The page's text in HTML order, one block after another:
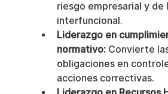
riesgo empresarial y de
interfuncional.
Liderazgo en
normativo: Convierte
obligaciones en
acciones correctivas.